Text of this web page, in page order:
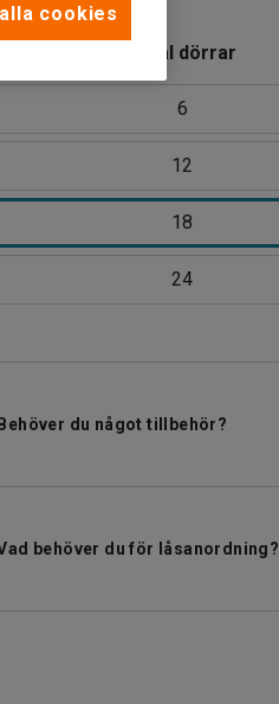
Antal dörrar
6
12
18
24
du något tillbehör?
behöver du för låsanordning?
cookies